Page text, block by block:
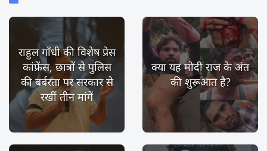
राहुल गाँधी की विशेष प्रेस
कांफ्रेंस, छात्रों से पुलिस
की बर्बरता पर सरकार से
रखीं तीन मांगें
क्या यह मोदी राज के अंत
की शुरूआत है?